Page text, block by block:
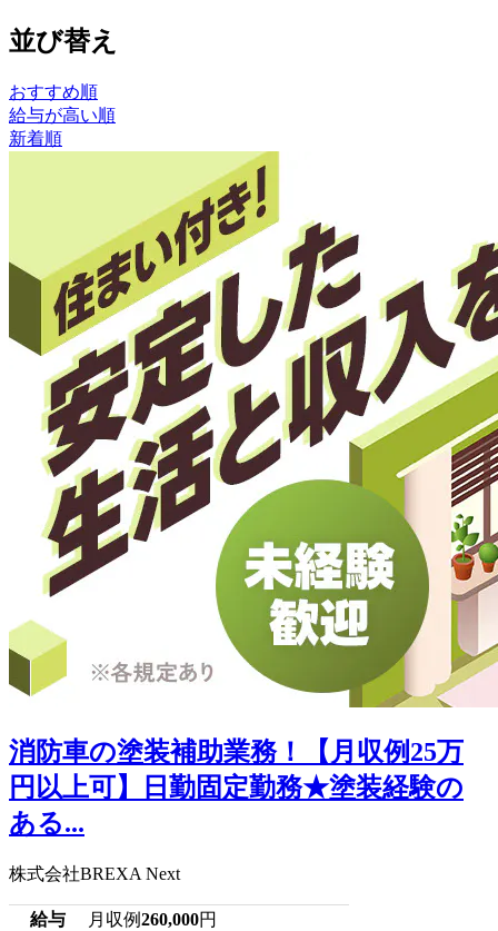
並び替え
おすすめ順
給与が高い順
新着順
消防車の塗装補助業務！【月収例25万
円以上可】日勤固定勤務★塗装経験の
ある...
株式会社BREXA Next
給与 月収例260,000円